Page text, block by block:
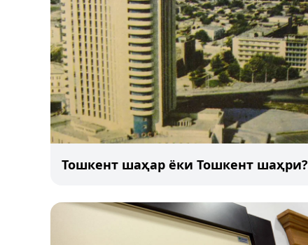
Тошкент шаҳар ёки Тошкент шаҳри?